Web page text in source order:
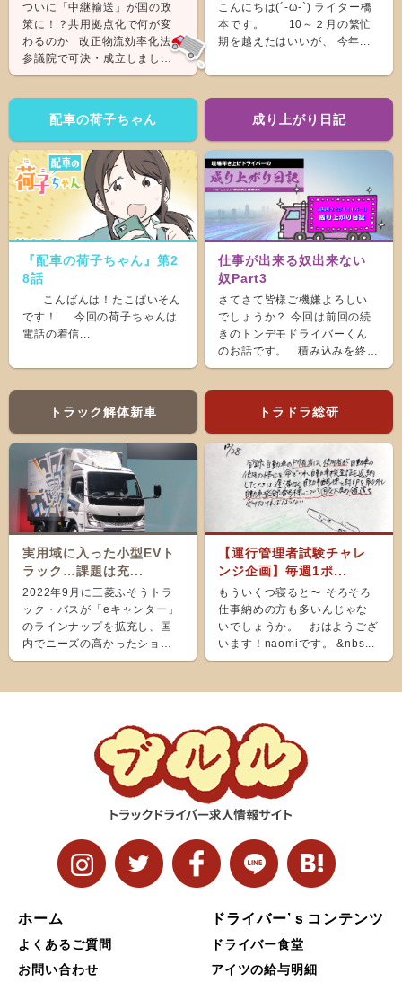
ついに「中継輸送」が国の政
策に！？共用拠点化で何が変
わるのか 改正物流効率化法が
参議院で可決・成立しまし
た。 &nb...
こんにちは(´-ω-`) ライター橋
本です。 10～２月の繁忙
期を越えたはいいが、 今年...
配車の荷子ちゃん
『配車の荷子ちゃん』第2
8話
こんばんは！たこぱいそん
です！ 今回の荷子ちゃんは
電話の着信...
成り上がり日記
仕事が出来る奴出来ない
奴Part3
さてさて皆様ご機嫌よろしい
でしょうか？ 今回は前回の続
きのトンデモドライバーくん
のお話です。 積み込みを終
え、ホッと...
トラック解体新車
実用域に入った小型EVト
ラック…課題は充...
2022年9月に三菱ふそうトラ
ック・バスが「eキャンター」
のラインナップを拡充し、国
内でニーズの高かったショー
ト＆ナローボディ（G...
トラドラ総研
【運行管理者試験チャレ
ンジ企画】毎週1ポ...
もういくつ寝ると〜 そろそろ
仕事納めの方も多いんじゃな
いでしょうか。 おはようござ
います！naomiです。 &nbs...
ホーム
よくあるご質問
お問い合わせ
ドライバー’ｓコンテンツ
ドライバー食堂
アイツの給与明細